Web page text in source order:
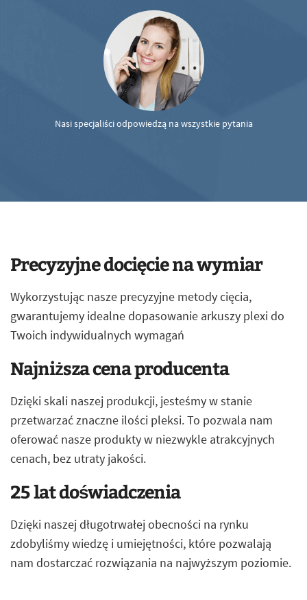
Nasi specjaliści odpowiedzą na wszystkie pytania
Precyzyjne docięcie na wymiar
Wykorzystując nasze precyzyjne metody cięcia,
gwarantujemy idealne dopasowanie arkuszy plexi do
Twoich indywidualnych wymagań
Najniższa cena producenta
Dzięki skali naszej produkcji, jesteśmy w stanie
przetwarzać znaczne ilości pleksi. To pozwala nam
oferować nasze produkty w niezwykle atrakcyjnych
cenach, bez utraty jakości.
25 lat doświadczenia
Dzięki naszej długotrwałej obecności na rynku
zdobyliśmy wiedzę i umiejętności, które pozwalają
nam dostarczać rozwiązania na najwyższym poziomie.